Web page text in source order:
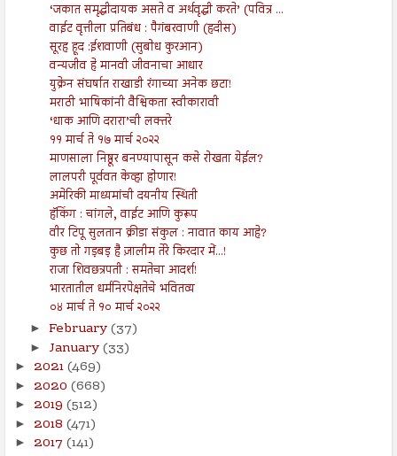
‘जकात समृद्धीदायक असते व अर्थवृद्धी करते’ (पवित्र ...
वाईट वृत्तीला प्रतिबंध : पैगंबरवाणी (हदीस)
सूरह हूद :ईशवाणी (सुबोध कुरआन)
वन्यजीव हे मानवी जीवनाचा आधार
युक्रेन संघर्षात राखाडी रंगाच्या अनेक छटा!
मराठी भाषिकांनी वैश्विकता स्वीकारावी
‘धाक आणि दरारा’ची लक्तरे
११ मार्च ते १७ मार्च २०२२
माणसाला निष्ठूर बनण्यापासून कसे रोखता येईल?
लालपरी पूर्ववत केव्हा होणार!
अमेरिकी माध्यमांची दयनीय स्थिती
हॅकिंग : चांगले, वाईट आणि कुरूप
वीर टिपू सुलतान क्रीडा संकुल : नावात काय आहे?
कुछ तो गड़बड़ है ज़ालीम तेरे किरदार में...!
राजा शिवछत्रपती : समतेचा आदर्श!
भारतातील धर्मनिरपेक्षतेचे भवितव्य
०४ मार्च ते १० मार्च २०२२
► February(37)
► January(33)
► 2021(469)
► 2020 (668)
► 2019 (512)
► 2018 (471)
► 2017 (141)